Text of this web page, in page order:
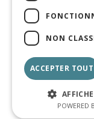
NON
ACCEPTER TOUT
POWERED